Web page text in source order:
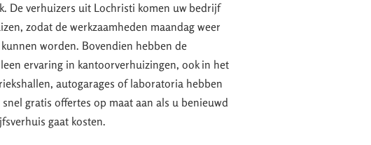
De verhuizers uit Lochristi komen uw bedrijf
zodat de werkzaamheden maandag weer
worden. Bovendien hebben de
ervaring in kantoorverhuizingen, ook in het
autogarages of laboratoria hebben
gratis offertes op maat aan als u benieuwd
gaat kosten.